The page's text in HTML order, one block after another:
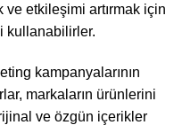
ve etkileşimi artırmak için
kullanabilirler.
kampanyalarının
markaların ürünlerini
ve özgün içerikler